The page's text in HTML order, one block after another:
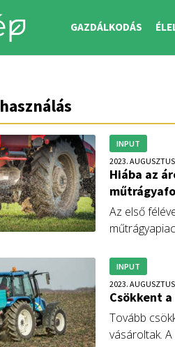
GAZDÁLKODÁS
INPUT
2023.
Hiába az
Az első
INPUT
2023.
Csökkent
Tovább
vásároltak.